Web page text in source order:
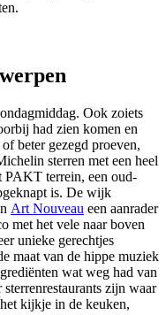
Ook zoiets
had zien komen en
beter gezegd proeven,
sterren met een heel
PAKT terrein, een oud-
is. De wijk
Art Nouveau een aanrader
met het vele naar boven
unieke gerechtjes
maat van de hippe muziek
wat weg had van
zijn waar
kijkje in de keuken,